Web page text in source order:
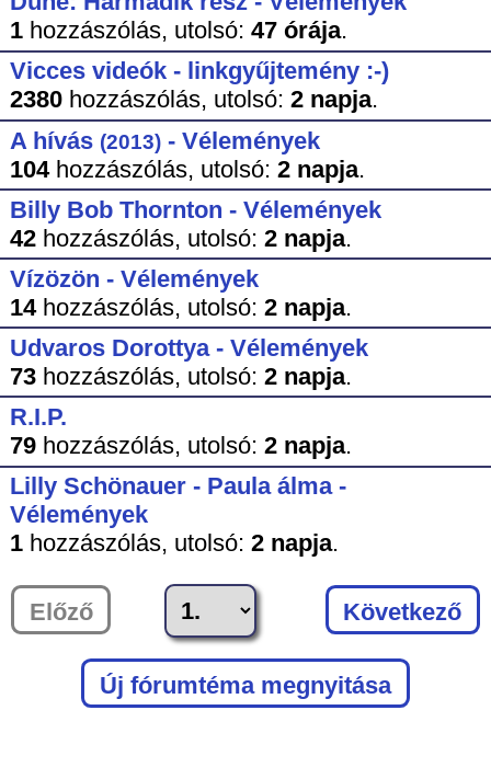
1hozzászólás, utolsó: 47 órája.
Vicces videók - linkgyűjtemény :-)
2380hozzászólás, utolsó: 2 napja.
A hívás (2013)- Vélemények
104hozzászólás, utolsó: 2 napja.
Billy Bob Thornton - Vélemények
42hozzászólás, utolsó: 2 napja.
Vízözön - Vélemények
14hozzászólás, utolsó: 2 napja.
Udvaros Dorottya - Vélemények
73hozzászólás, utolsó: 2 napja.
R.I.P.
79hozzászólás, utolsó: 2 napja.
Lilly Schönauer - Paula álma -
Vélemények
1hozzászólás, utolsó: 2 napja.
Előző Következő
Új fórumtéma megnyitása